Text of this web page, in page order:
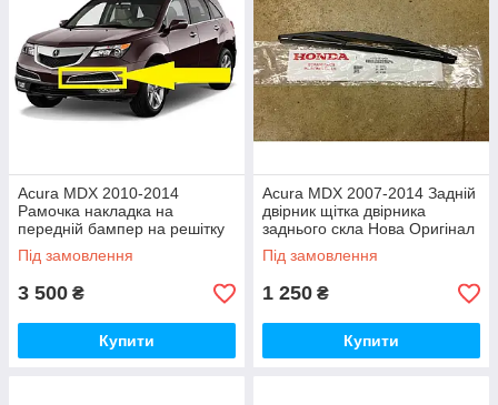
Acura MDX 2010-2014
Рамочка накладка на
передній бампер на решітку
ліва Нова Оригінал
Під замовлення
3 500 ₴
Купити
Acura MDX 2007-2014 Задній
двірник щітка двірника
заднього скла Нова Оригінал
Під замовлення
1 250 ₴
Купити